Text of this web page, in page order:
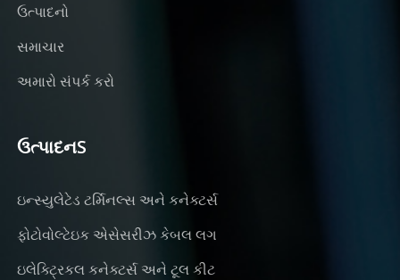
ઉત્પાદનો
સમાચાર
અમારો સંપર્ક કરો
ઉત્પાદનS
ઇન્સ્યુલેટેડ ટર્મિનલ્સ અને કનેક્ટર્સ
ફોટોવોલ્ટેઇક એસેસરીઝ કેબલ લગ
ઇલેક્ટ્રિકલ કનેક્ટર્સ અને ટૂલ કીટ